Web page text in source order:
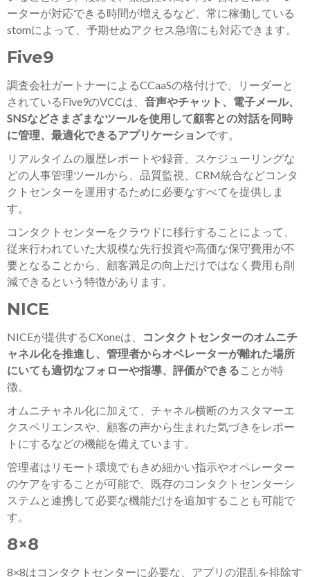
ーターが対応できる時間が増えるなど、常に稼働している
stomによって、予期せぬアクセス急増にも対応できます。
Five9
調査会社ガートナーによるCCaaSの格付けで、リーダーと
されているFive9のVCCは、 音声やチャット、電子メール、
SNSなどさまざまなツールを使用して顧客との対話を同時
に管理、最適化できるアプリケーションです。
リアルタイムの履歴レポートや録音、スケジューリングな
どの人事管理ツールから、品質監視、CRM統合などコンタ
クトセンターを運用するために必要なすべてを提供しま
す。
コンタクトセンターをクラウドに移行することによって、
従来行われていた大規模な先行投資や高価な保守費用が不
要となることから、顧客満足の向上だけではなく費用も削
減できるという特徴があります。
NICE
NICEが提供するCXoneは、
コンタクトセンターのオムニチ
ャネル化を推進し、管理者からオペレーターが離れた場所
にいても適切なフォローや指導、評価ができることが特
徴。
オムニチャネル化に加えて、チャネル横断のカスタマーエ
クスペリエンスや、顧客の声から生まれた気づきをレポー
トにするなどの機能を備えています。
管理者はリモート環境でもきめ細かい指示やオペレーター
のケアをすることが可能で、既存のコンタクトセンターシ
ステムと連携して必要な機能だけを追加することも可能で
す。
8×8
8×8はコンタクトセンターに必要な、アプリの混乱を排除す